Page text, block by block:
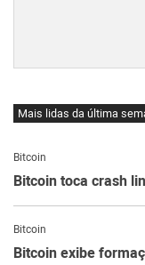
Mais lidas da última
Bitcoin
Bitcoin toca crash
Bitcoin
Bitcoin exibe